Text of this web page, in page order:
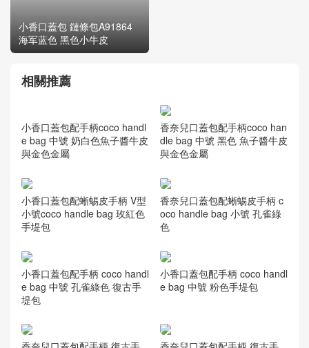
小香口蓋包 鏈條包A91864
海军蓝色 黑色小牛皮
相關推薦
小香口蓋包配手柄coco handl
e bag 中號 奶白色魚子醬牛皮
與金色金屬
香奈兒口蓋包配手柄coco han
dle bag 中號 黑色 魚子醬牛皮
與金色金屬
小香口蓋包配蜥蜴皮手柄 V型
小號coco handle bag 玫紅色
手堤包
香奈兒口蓋包配蜥蜴皮手柄 c
oco handle bag 小號 孔雀綠